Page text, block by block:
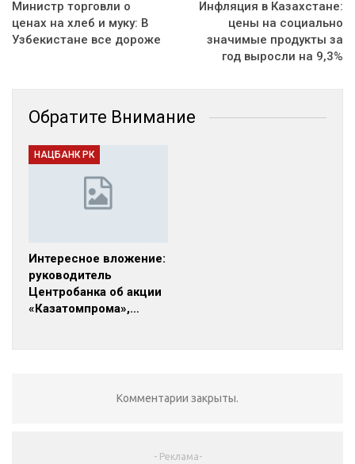
Министр торговли о
ценах на хлеб и муку: В
Узбекистане все дороже
Инфляция в Казахстане:
цены на социально
значимые продукты за
год выросли на 9,3%
Обратите Внимание
НАЦБАНК РК
Интересное вложение:
руководитель
Центробанка об акции
«Казатомпрома»,…
Комментарии закрыты.
- Реклама-